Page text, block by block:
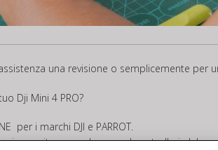
una revisione o semplicemente per
Dji Mini 4 PRO?
per i marchi DJI e PARROT.
in seguito procederemo al controllo in